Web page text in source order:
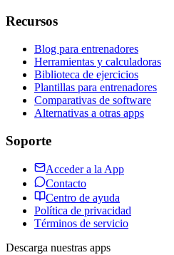
Recursos
Blog para entrenadores
Herramientas y calculadoras
Biblioteca de ejercicios
Plantillas para entrenadores
Comparativas de software
Alternativas a otras apps
Soporte
Acceder a la App
Contacto
Centro de ayuda
Política de privacidad
Términos de servicio
Descarga nuestras apps